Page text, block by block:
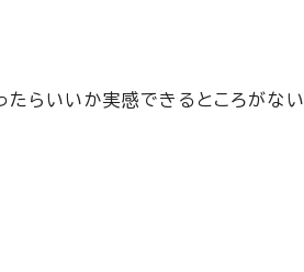
たらいいか実感できるところがない